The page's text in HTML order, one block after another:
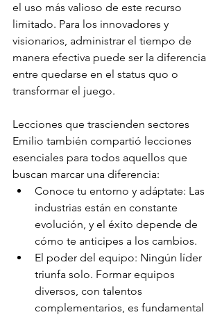
el uso más valioso de este recurso
limitado. Para los innovadores y
visionarios, administrar el tiempo de
manera efectiva puede ser la diferencia
entre quedarse en el status quo o
transformar el juego.
Lecciones que trascienden sectores
Emilio también compartió lecciones
esenciales para todos aquellos que
buscan marcar una diferencia:
Conoce tu entorno y adáptate: Las
industrias están en constante
evolución, y el éxito depende de
cómo te anticipes a los cambios.
El poder del equipo: Ningún líder
triunfa solo. Formar equipos
diversos, con talentos
complementarios, es fundamental